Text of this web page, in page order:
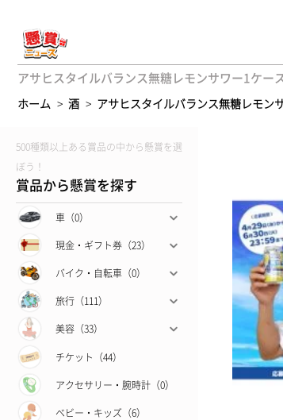
アサヒスタイルバランス無糖レモンサワー1ケ
ホーム > 酒 > アサヒスタイルバランス無糖レモン
500種類以上ある賞品の中から懸賞を選
ぼう！
賞品から懸賞を探す
車（0）
現金・ギフト券（23）
バイク・自転車（0）
旅行（111）
美容（33）
チケット（44）
アクセサリー・腕時計（0）
ベビー・キッズ（6）